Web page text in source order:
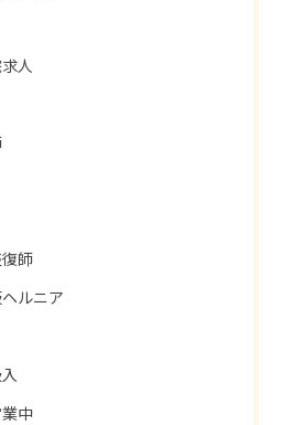
人
師
ルニア
中